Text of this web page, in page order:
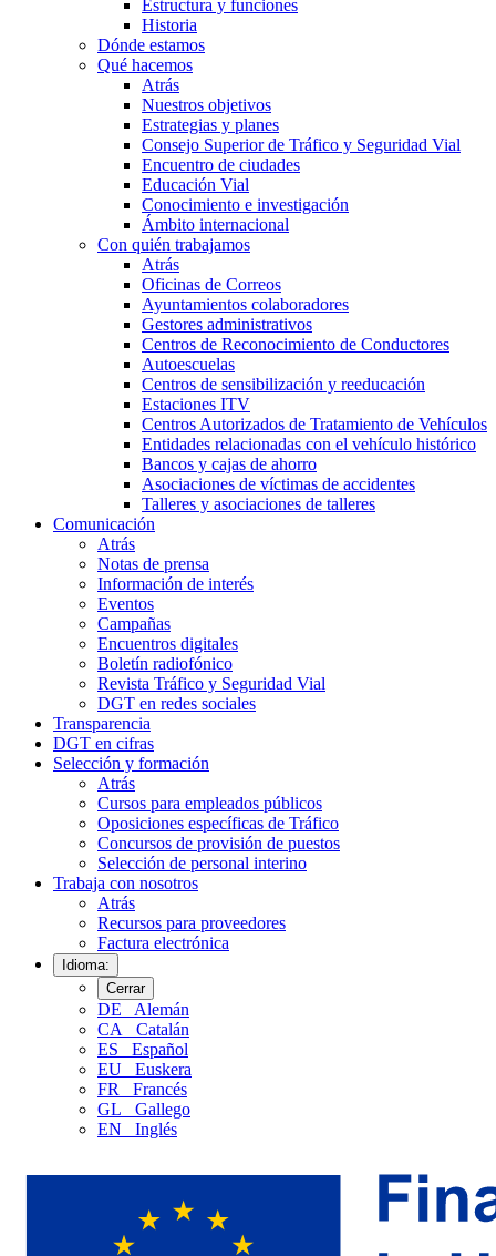
Estructura y funciones
Historia
Dónde estamos
Qué hacemos
Atrás
Nuestros objetivos
Estrategias y planes
Consejo Superior de Tráfico y Seguridad Vial
Encuentro de ciudades
Educación Vial
Conocimiento e investigación
Ámbito internacional
Con quién trabajamos
Atrás
Oficinas de Correos
Ayuntamientos colaboradores
Gestores administrativos
Centros de Reconocimiento de Conductores
Autoescuelas
Centros de sensibilización y reeducación
Estaciones ITV
Centros Autorizados de Tratamiento de Vehículos
Entidades relacionadas con el vehículo histórico
Bancos y cajas de ahorro
Asociaciones de víctimas de accidentes
Talleres y asociaciones de talleres
Comunicación
Atrás
Notas de prensa
Información de interés
Eventos
Campañas
Encuentros digitales
Boletín radiofónico
Revista Tráfico y Seguridad Vial
DGT en redes sociales
Transparencia
DGT en cifras
Selección y formación
Atrás
Cursos para empleados públicos
Oposiciones específicas de Tráfico
Concursos de provisión de puestos
Selección de personal interino
Trabaja con nosotros
Atrás
Recursos para proveedores
Factura electrónica
Idioma:
Cerrar
DE
Alemán
CA
Catalán
ES
Español
EU
Euskera
FR
Francés
GL
Gallego
EN
Inglés